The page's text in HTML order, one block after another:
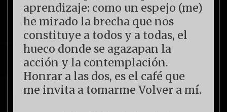
aprendizaje: como un espejo (me)
he mirado la brecha que nos
constituye a todos y a todas, el
hueco donde se agazapan la
acción y la contemplación.
Honrar a las dos, es el café que
me invita a tomarme Volver a mí.